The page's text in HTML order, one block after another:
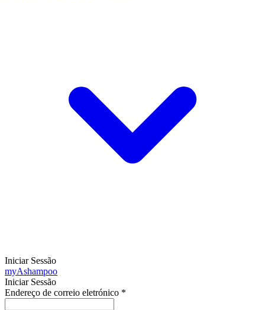
Iniciar Sessão
myAshampoo
Iniciar Sessão
Endereço de correio eletrónico *